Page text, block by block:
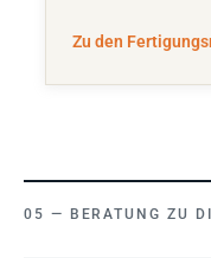
Zu den
BERATUNG ZU